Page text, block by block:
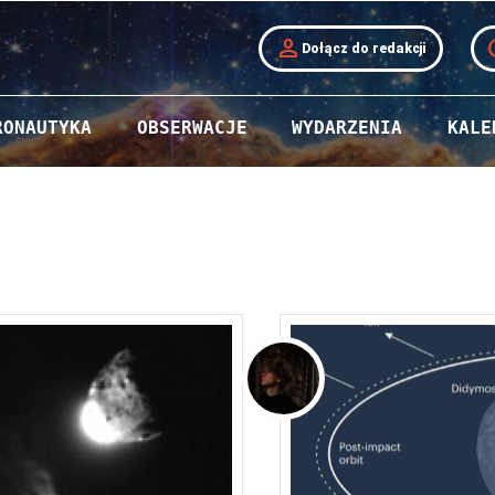
person Dołącz do redakcji
OBSERWACJE WYDARZENIA